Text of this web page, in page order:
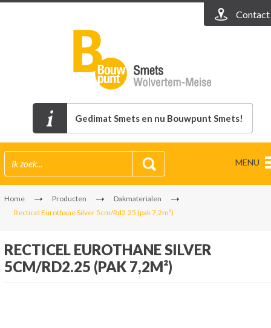
Contact
Gedimat Smets en nu Bouwpunt Smets!
MENU
Home Producten
Dakmaterialen
Recticel Eurothane Silver 5cm/Rd2.25 (pak 7,2m²)
RECTICEL EUROTHANE SILVER
5CM/RD2.25 (PAK 7,2M²)